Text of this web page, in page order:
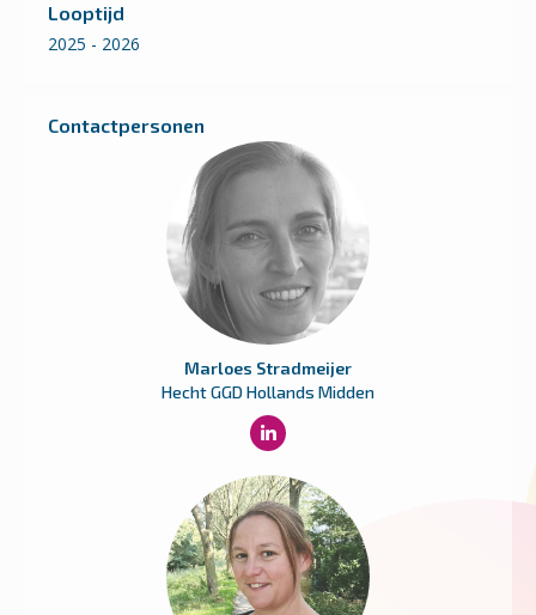
Looptijd
2025 - 2026
Contactpersonen
Marloes Stradmeijer
Hecht GGD Hollands Midden